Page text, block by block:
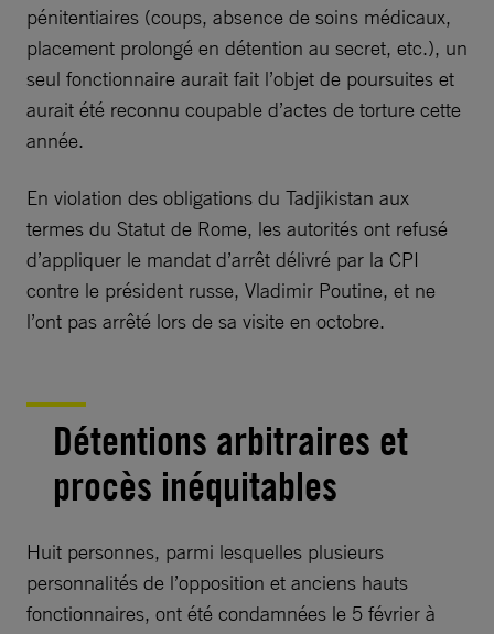
pénitentiaires (coups, absence de soins médicaux,
placement prolongé en détention au secret, etc.), un
seul fonctionnaire aurait fait l’objet de poursuites et
aurait été reconnu coupable d’actes de torture cette
année.
En violation des obligations du Tadjikistan aux
termes du Statut de Rome, les autorités ont refusé
d’appliquer le mandat d’arrêt délivré par la CPI
contre le président russe, Vladimir Poutine, et ne
l’ont pas arrêté lors de sa visite en octobre.
Détentions arbitraires et
procès inéquitables
Huit personnes, parmi lesquelles plusieurs
personnalités de l’opposition et anciens hauts
fonctionnaires, ont été condamnées le 5 février à